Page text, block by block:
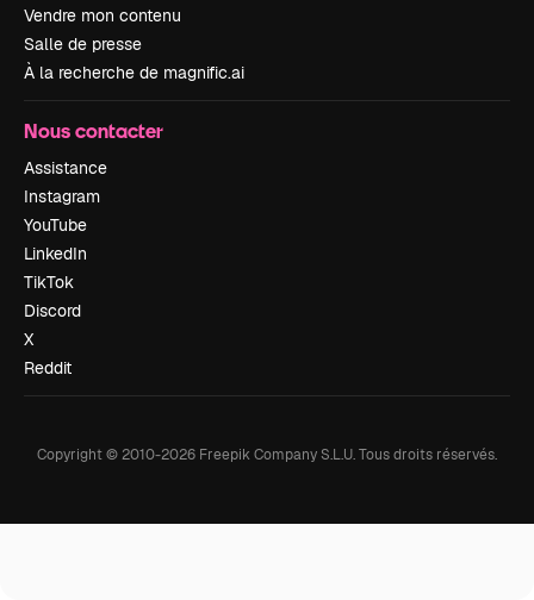
Vendre mon contenu
Salle de presse
À la recherche de magnific.ai
Nous contacter
Assistance
Instagram
YouTube
LinkedIn
TikTok
Discord
X
Reddit
Copyright © 2010-2026 Freepik Company S.L.U.Tous droits réservés.